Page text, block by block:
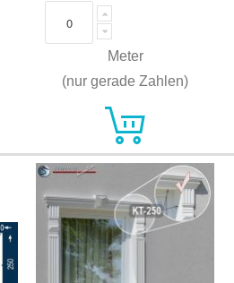
Meter
(nur gerade Zahlen)